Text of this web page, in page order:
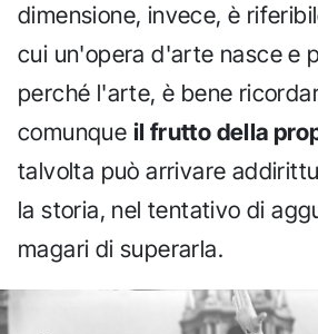
dimensione, invece, è
cui un'opera d'arte nasce e
perché l'arte, è bene
comunque il frutto della
talvolta può arrivare
la storia, nel tentativo di
magari di superarla.